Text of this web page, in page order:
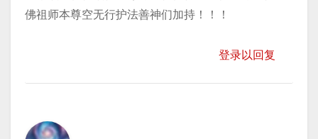
佛祖师本尊空无行护法善神们加持！！！
登录以回复